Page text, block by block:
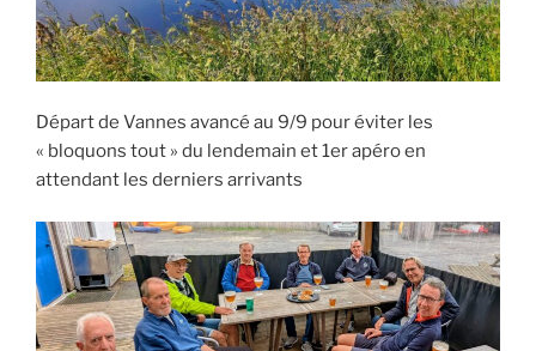
Départ de Vannes avancé au 9/9 pour éviter les
« bloquons tout » du lendemain et 1er apéro en
attendant les derniers arrivants